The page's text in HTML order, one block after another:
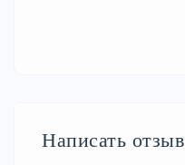
Написать отзыв